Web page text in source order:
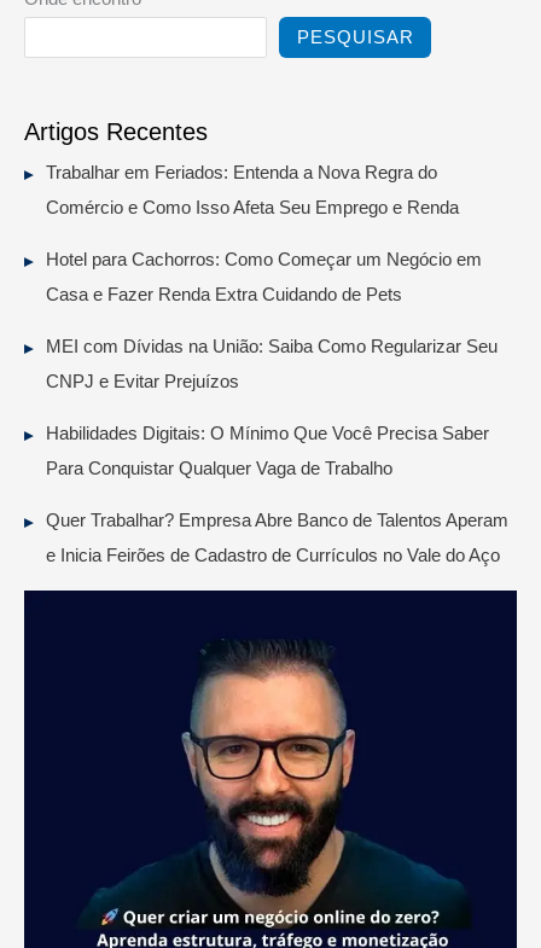
PESQUISAR
Artigos Recentes
Trabalhar em Feriados: Entenda a Nova Regra do
Comércio e Como Isso Afeta Seu Emprego e Renda
Hotel para Cachorros: Como Começar um Negócio em
Casa e Fazer Renda Extra Cuidando de Pets
MEI com Dívidas na União: Saiba Como Regularizar Seu
CNPJ e Evitar Prejuízos
Habilidades Digitais: O Mínimo Que Você Precisa Saber
Para Conquistar Qualquer Vaga de Trabalho
Quer Trabalhar? Empresa Abre Banco de Talentos Aperam
e Inicia Feirões de Cadastro de Currículos no Vale do Aço